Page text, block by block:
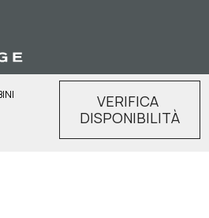
VERIFICA
DISPONIBILITÀ